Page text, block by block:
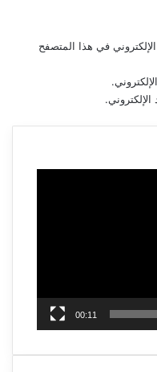
في هذا المتصفح
00:11